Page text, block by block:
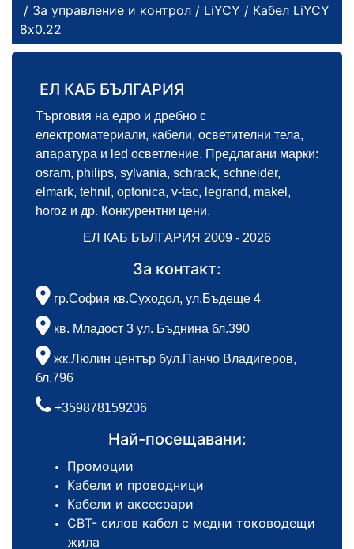
/ За управление и контрол / LiYCY / Кабел LiYCY
8х0.22
ЕЛ КАБ БЪЛГАРИЯ
Търговия на едро и дребно с
електроматериали, кабели, осветителни тела,
апаратура и led осветление. Предлагани марки:
osram, philips, sylvania, schrack, schneider,
elmark, tehnil, optonica, v-tac, legrand, makel,
horoz и др. Конкурентни цени.
ЕЛ КАБ БЪЛГАРИЯ 2009 - 2026
За контакт:
гр.София кв.Суходол, ул.Бъдеще 4
кв. Младост 3 ул. Бъднина бл.390
жк.Люлин център бул.Панчо Владигеров,
бл.796
+359878159206
Най-посещавани:
Промоции
Кабели и проводници
Кабели и аксесоари
СВТ- силов кабел с медни тоководещи
жила